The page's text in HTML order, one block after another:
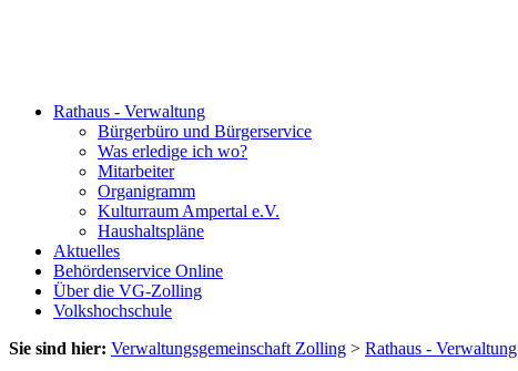
Rathaus - Verwaltung
Bürgerbüro und Bürgerservice
Was erledige ich wo?
Mitarbeiter
Organigramm
Kulturraum Ampertal e.V.
Haushaltspläne
Aktuelles
Behördenservice Online
Über die VG-Zolling
Volkshochschule
Sie sind hier: Verwaltungsgemeinschaft Zolling > Rathaus - Verwaltung